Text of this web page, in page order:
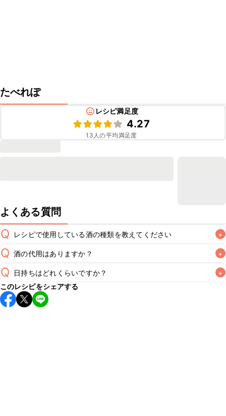
たべれぽ
レシピ満足度
4.27
13 人の平均満足度
よくある質問
Q レシピで使用している酒の種類を教えてください +
A
Q 酒の代用はありますか？ +
A
Q 日持ちはどれくらいですか？ +
保存期間は冷蔵で翌日中が目安です。なるべくお早めにお召
し上がりください。
このレシピをシェアする